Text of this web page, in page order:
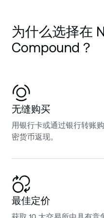
为什么选择在
Compound？
无缝购买
用银行卡或通过银行转账
密货币返现。
最佳定价